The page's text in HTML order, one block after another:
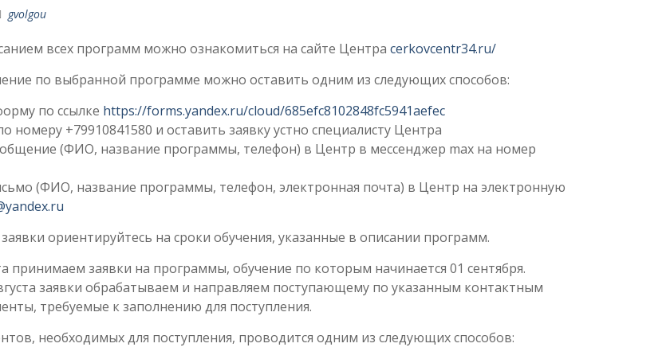
gvolgou
всех программ можно ознакомиться на сайте Центра cerkovcentr34.ru/
по выбранной программе можно оставить одним из следующих способов:
по ссылке https://forms.yandex.ru/cloud/685efc8102848fc5941aefec
номеру +79910841580 и оставить заявку устно специалисту Центра
(ФИО, название программы, телефон) в Центр в мессенджер max на номер
(ФИО, название программы, телефон, электронная почта) в Центр на электронную
ориентируйтесь на сроки обучения, указанные в описании программ.
принимаем заявки на программы, обучение по которым начинается 01 сентября.
заявки обрабатываем и направляем поступающему по указанным контактным
требуемые к заполнению для поступления.
необходимых для поступления, проводится одним из следующих способов: